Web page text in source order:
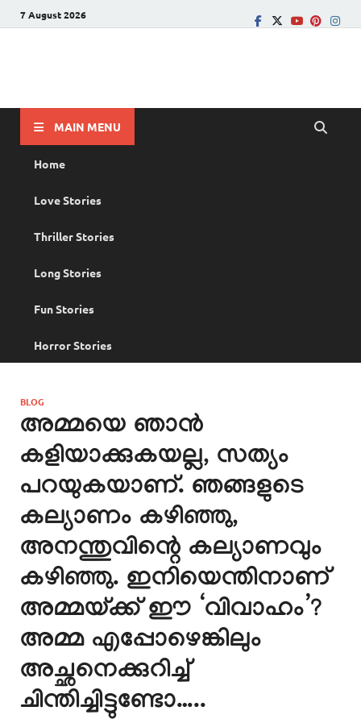
7 August 2026
MAIN MENU
Home
Love Stories
Thriller Stories
Long Stories
Fun Stories
Horror Stories
BLOG
അമ്മയെ ഞാൻ
കളിയാക്കുകയല്ല, സത്യം
പറയുകയാണ്. ഞങ്ങളുടെ
കല്യാണം കഴിഞ്ഞു,
അനന്തുവിന്റെ കല്യാണവും
കഴിഞ്ഞു. ഇനിയെന്തിനാണ്
അമ്മയ്ക്ക് ഈ ‘വിവാഹം’?
അമ്മ എപ്പോഴെങ്കിലും
അച്ഛനെക്കുറിച്ച്
ചിന്തിച്ചിട്ടുണ്ടോ…..